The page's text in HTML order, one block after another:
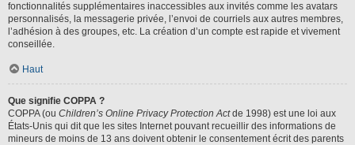
fonctionnalités supplémentaires inaccessibles aux invités comme les avatars
personnalisés, la messagerie privée, l’envoi de courriels aux autres membres,
l’adhésion à des groupes, etc. La création d’un compte est rapide et vivement
conseillée.
Haut
Que signifie COPPA ?
COPPA (ou Children’s Online Privacy Protection Actde 1998) est une loi aux
États-Unis qui dit que les sites Internet pouvant recueillir des informations de
mineurs de moins de 13 ans doivent obtenir le consentement écrit des parents